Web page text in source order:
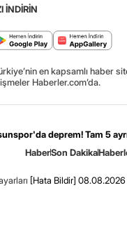
İNDİRİN
en kapsamlı haber
Haberler.com’da.
deprem! Tam 5
HaberSon Dakika
[Hata Bildir] 08.08.2026